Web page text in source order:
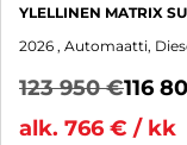
YLELLINEN MATRIX
2026 , Automaatti,
123 950 €116
alk. 766 € / kk